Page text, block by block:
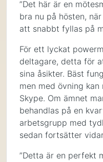
”Det här är en
bra nu på hösten,
att snabbt fyllas på
För ett lyckat
deltagare, detta för
sina åsikter. Bäst
men med övning
Skype. Om ämnet
behandlas på en
arbetsgrupp med
sedan fortsätter
”Detta är en perfekt